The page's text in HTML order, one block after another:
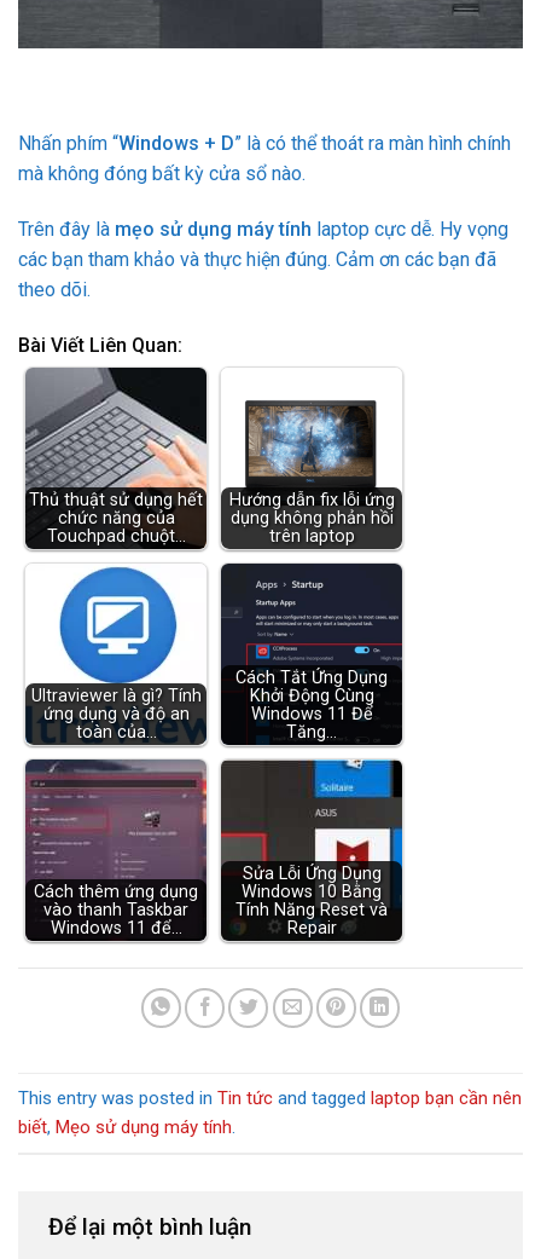
Nhấn phím “Windows + D” là có thể thoát ra màn hình chính
mà không đóng bất kỳ cửa sổ nào.
Trên đây là mẹo sử dụng máy tính laptop cực dễ. Hy vọng
các bạn tham khảo và thực hiện đúng. Cảm ơn các bạn đã
theo dõi.
Bài Viết Liên Quan:
Thủ thuật sử dụng hết
chức năng của
Touchpad chuột…
Hướng dẫn fix lỗi ứng
dụng không phản hồi
trên laptop
Ultraviewer là gì? Tính
ứng dụng và độ an
toàn của…
Cách Tắt Ứng Dụng
Khởi Động Cùng
Windows 11 Để
Tăng…
Cách thêm ứng dụng
vào thanh Taskbar
Windows 11 để…
Sửa Lỗi Ứng Dụng
Windows 10 Bằng
Tính Năng Reset và
Repair
This entry was posted in Tin tức and tagged laptop bạn cần nên
biết, Mẹo sử dụng máy tính.
Để lại một bình luận